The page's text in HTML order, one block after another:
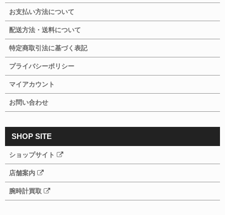
お支払い方法について
配送方法・送料について
特定商取引法に基づく表記
プライバシーポリシー
マイアカウント
お問い合わせ
SHOP SITE
ショップサイト
店舗案内
腕時計買取